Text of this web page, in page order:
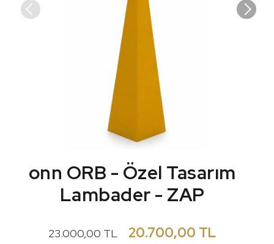
onn ORB - Özel Tasarım
Lambader - ZAP
23.000,00 TL 20.700,00 TL